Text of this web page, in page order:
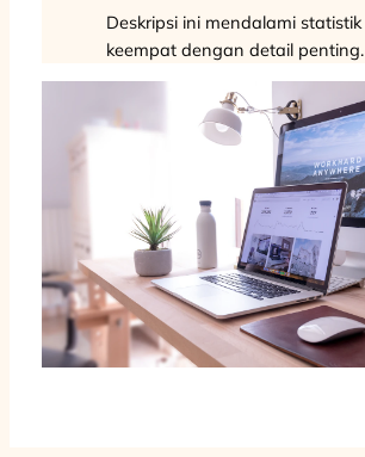
Deskripsi ini mendalami statistik
keempat dengan detail penting.